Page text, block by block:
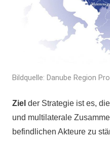
Bildquelle: Danube Region
Ziel der Strategie ist es,
und multilaterale
befindlichen Akteure zu